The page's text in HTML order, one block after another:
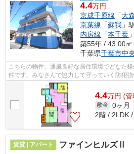
4.4万円
京成千原線 「大
京葉線 「蘇我 」
内房線 「本千葉
築55年 / 43.00㎡
千葉県千葉市中
こちらの物件、通風良好な居住環境でどなた
件です。みなさんで協力して守っていく防犯
は初期費用をカードでお支払いいただ...
4.4万円 (管
敷金 0ヶ月
2階 / 2LDK
賃貸 | アパート ファインヒルズⅡ